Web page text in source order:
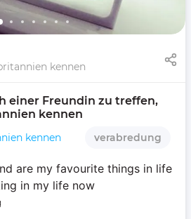
kennen
einer Freundin zu treffen,
kennen
kennen verabredung
are my favourite things in life‍‍
in my life now